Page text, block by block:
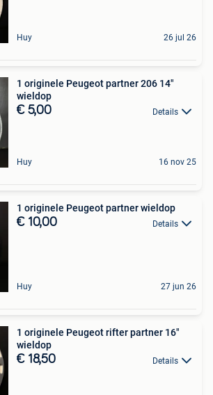
Huy 26 jul 26
1 originele Peugeot partner 206 14"
wieldop
€ 5,00 Details
Huy 16 nov 25
1 originele Peugeot partner wieldop
€ 10,00 Details
Huy 27 jun 26
1 originele Peugeot rifter partner 16"
wieldop
€ 18,50 Details